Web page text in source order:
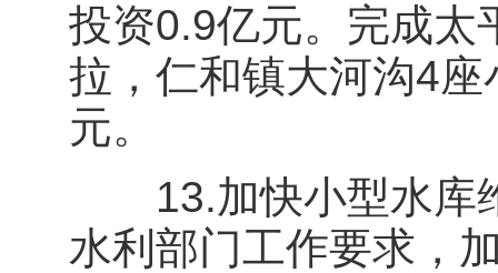
投资0.9亿元。完成太
拉，仁和镇大河沟4
元。
13.加快小型水库
水利部门工作要求，